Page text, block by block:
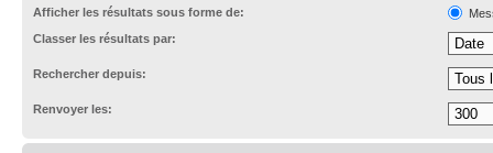
Afficher les résultats sous forme de:
Classer les résultats par:
Rechercher depuis:
Renvoyer les: